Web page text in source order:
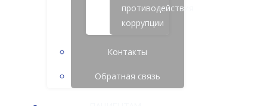
противодействия
коррупции
Контакты
Обратная связь